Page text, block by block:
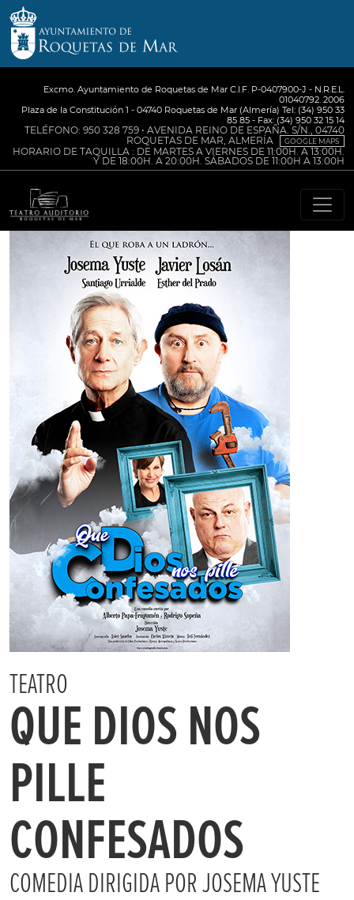
Excmo. Ayuntamiento de Roquetas de Mar C.I.F. P-0407900-J - N.R.E.L.
01040792. 2006
Plaza de la Constitución 1 - 04740 Roquetas de Mar (Almería) Tel: (34) 950 33
85 85 - Fax: (34) 950 32 15 14
TELÉFONO: 950 328 759 • AVENIDA REINO DE ESPAÑA. S/N., 04740
ROQUETAS DE MAR, ALMERÍA
GOOGLE MAPS
HORARIO DE TAQUILLA : DE MARTES A VIERNES DE 11:00H. A 13:00H.
Y DE 18:00H. A 20:00H. SÁBADOS DE 11:00H A 13:00H
TEATRO
QUE DIOS NOS
PILLE
CONFESADOS
COMEDIA DIRIGIDA POR JOSEMA YUSTE